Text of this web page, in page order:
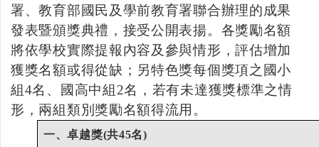
署、教育部國民及學前教育署聯合辦理的成果
發表暨頒獎典禮，接受公開表揚。各獎勵名額
將依學校實際提報內容及參與情形，評估增加
獲獎名額或得從缺；另特色獎每個獎項之國小
組 4名、國高中組 2名，若有未達獲獎標準之情
形，兩組類別獎勵名額得流用。
一、卓越獎(共45名)